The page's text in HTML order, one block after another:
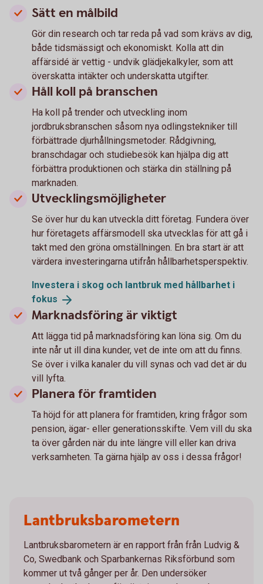
Sätt en målbild
Gör din research och tar reda på vad som krävs av dig,
både tidsmässigt och ekonomiskt. Kolla att din
affärsidé är vettig - undvik glädjekalkyler, som att
överskatta intäkter och underskatta utgifter.
Håll koll på branschen
Ha koll på trender och utveckling inom
jordbruksbranschen såsom nya odlingstekniker till
förbättrade djurhållningsmetoder. Rådgivning,
branschdagar och studiebesök kan hjälpa dig att
förbättra produktionen och stärka din ställning på
marknaden.
Utvecklingsmöjligheter
Se över hur du kan utveckla ditt företag. Fundera över
hur företagets affärsmodell ska utvecklas för att gå i
takt med den gröna omställningen. En bra start är att
värdera investeringarna utifrån hållbarhetsperspektiv.
Investera i skog och lantbruk med hållbarhet i
fokus
Marknadsföring är viktigt
Att lägga tid på marknadsföring kan löna sig. Om du
inte når ut ill dina kunder, vet de inte om att du finns.
Se över i vilka kanaler du vill synas och vad det är du
vill lyfta.
Planera för framtiden
Ta höjd för att planera för framtiden, kring frågor som
pension, ägar- eller generationsskifte. Vem vill du ska
ta över gården när du inte längre vill eller kan driva
verksamheten. Ta gärna hjälp av oss i dessa frågor!
Lantbruksbarometern
Lantbruksbarometern är en rapport från från Ludvig &
Co, Swedbank och Sparbankernas Riksförbund som
kommer ut två gånger per år. Den undersöker